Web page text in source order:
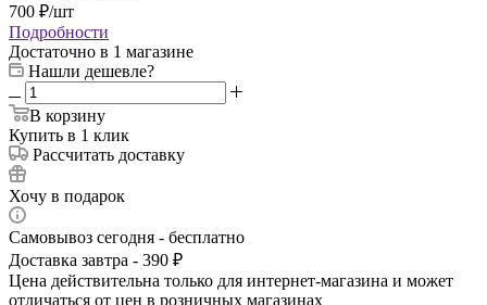
700 ₽/шт
Подробности
Достаточно в 1 магазине
Нашли дешевле?
В корзину
Купить в 1 клик
Рассчитать доставку
Хочу в подарок
Самовывоз сегодня - бесплатно
Доставка завтра - 390 ₽
Цена действительна только для интернет-магазина и может
отличаться от цен в розничных магазинах